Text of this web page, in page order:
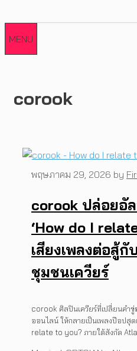
MENU
corook
corook ปล่อยอั
‘How do I
เสียงเพลงต่อสู้
ชุมชนเควียร์
พฤษภาคม 29, 2026 by
corook ศิลปินเควียร์ที่เปลี่ยนคำ
ออนไลน์ ให้กลายเป็นเพลงป๊อปสุ
relate to you? ภายใต้สังกัด